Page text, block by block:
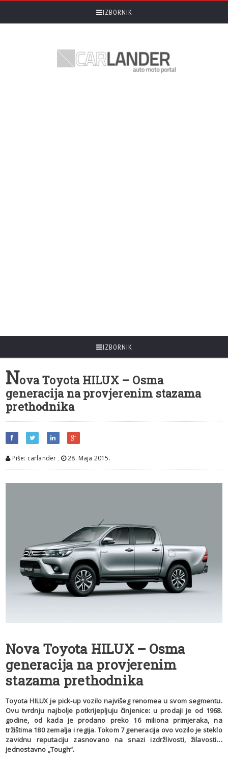
IZBORNIK
IZBORNIK
Nova Toyota HILUX – Osma
generacija na provjerenim stazama
prethodnika
Piše: carlander , 28. Maja 2015.
Nova Toyota HILUX – Osma
generacija na provjerenim
stazama prethodnika
Toyota HILUX je pick-up vozilo najvišeg renomea u svom segmentu.
Ovu tvrdnju najbolje potkrijepljuju činjenice: u prodaji je od 1968.
godine, od kada je prodano preko 16 miliona primjeraka, na
tržištima 180 zemalja i regija. Tokom 7 generacija ovo vozilo je steklo
zavidnu reputaciju zasnovano na snazi izdržlivosti, žilavosti…
jednostavno „Tough“.